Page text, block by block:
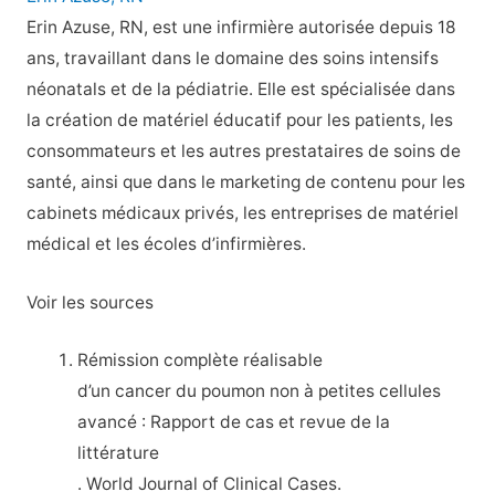
Erin Azuse, RN, est une infirmière autorisée depuis 18
ans, travaillant dans le domaine des soins intensifs
néonatals et de la pédiatrie. Elle est spécialisée dans
la création de matériel éducatif pour les patients, les
consommateurs et les autres prestataires de soins de
santé, ainsi que dans le marketing de contenu pour les
cabinets médicaux privés, les entreprises de matériel
médical et les écoles d’infirmières.
Voir les sources
Rémission complète réalisable
d’un cancer du poumon non à petites cellules
avancé : Rapport de cas et revue de la
littérature
. World Journal of Clinical Cases.